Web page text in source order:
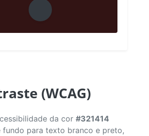
(WCAG)
da cor #321414
fundo para texto branco e preto,